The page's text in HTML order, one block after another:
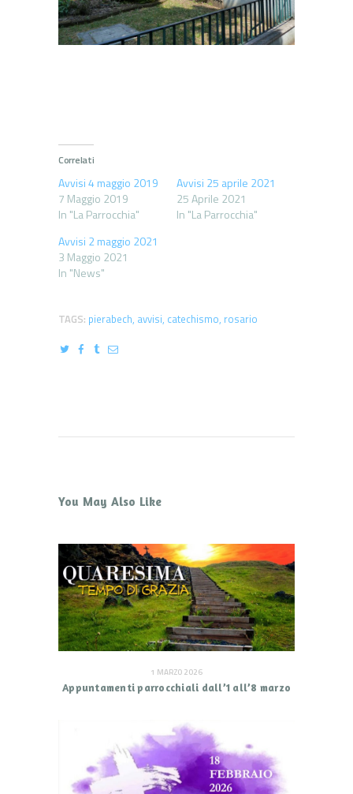
Correlati
Avvisi 4 maggio 2019
7 Maggio 2019
In "La Parrocchia"
Avvisi 25 aprile 2021
25 Aprile 2021
In "La Parrocchia"
Avvisi 2 maggio 2021
3 Maggio 2021
In "News"
TAGS: pierabech, avvisi, catechismo, rosario
You May Also Like
1 MARZO 2026
Appuntamenti parrocchiali dall’1 all’8 marzo